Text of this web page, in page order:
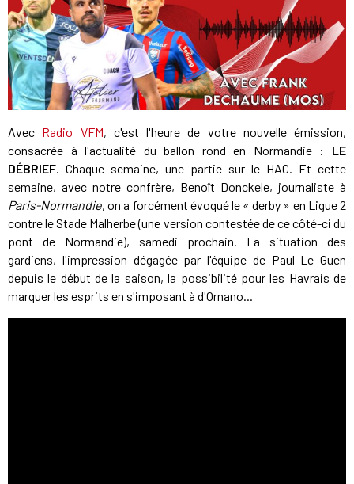
Avec Radio VFM, c'est l'heure de votre nouvelle émission,
consacrée à l'actualité du ballon rond en Normandie : LE
DÉBRIEF . Chaque semaine, une partie sur le HAC. Et cette
semaine, avec notre confrère, Benoît Donckele, journaliste à
Paris-Normandie, on a forcément évoqué le « derby » en Ligue 2
contre le Stade Malherbe (une version contestée de ce côté-ci du
pont de Normandie), samedi prochain. La situation des
gardiens, l'impression dégagée par l'équipe de Paul Le Guen
depuis le début de la saison, la possibilité pour les Havrais de
marquer les esprits en s'imposant à d'Ornano...